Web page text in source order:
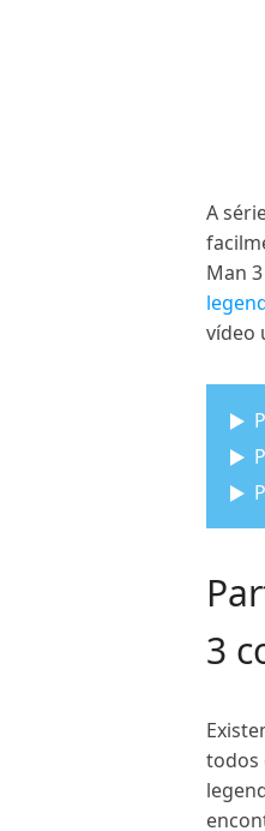
A
Man
vídeo
3
todos